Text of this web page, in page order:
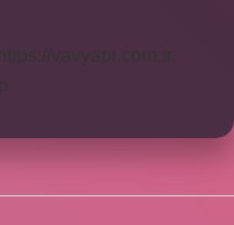
https://vavyapi.com.tr